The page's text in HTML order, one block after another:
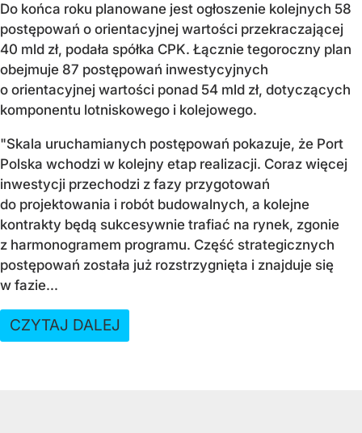
Do końca roku planowane jest ogłoszenie kolejnych 58
postępowań o orientacyjnej wartości przekraczającej
40 mld zł, podała spółka CPK. Łącznie tegoroczny plan
obejmuje 87 postępowań inwestycyjnych
o orientacyjnej wartości ponad 54 mld zł, dotyczących
komponentu lotniskowego i kolejowego.
"Skala uruchamianych postępowań pokazuje, że Port
Polska wchodzi w kolejny etap realizacji. Coraz więcej
inwestycji przechodzi z fazy przygotowań
do projektowania i robót budowalnych, a kolejne
kontrakty będą sukcesywnie trafiać na rynek, zgonie
z harmonogramem programu. Część strategicznych
postępowań została już rozstrzygnięta i znajduje się
w fazie...
CZYTAJ DALEJ